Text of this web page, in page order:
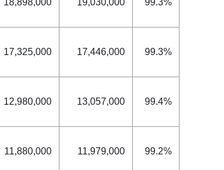
17,325,000 17,446,000 99.3%
12,980,000 13,057,000 99.4%
11,880,000 11,979,000 99.2%